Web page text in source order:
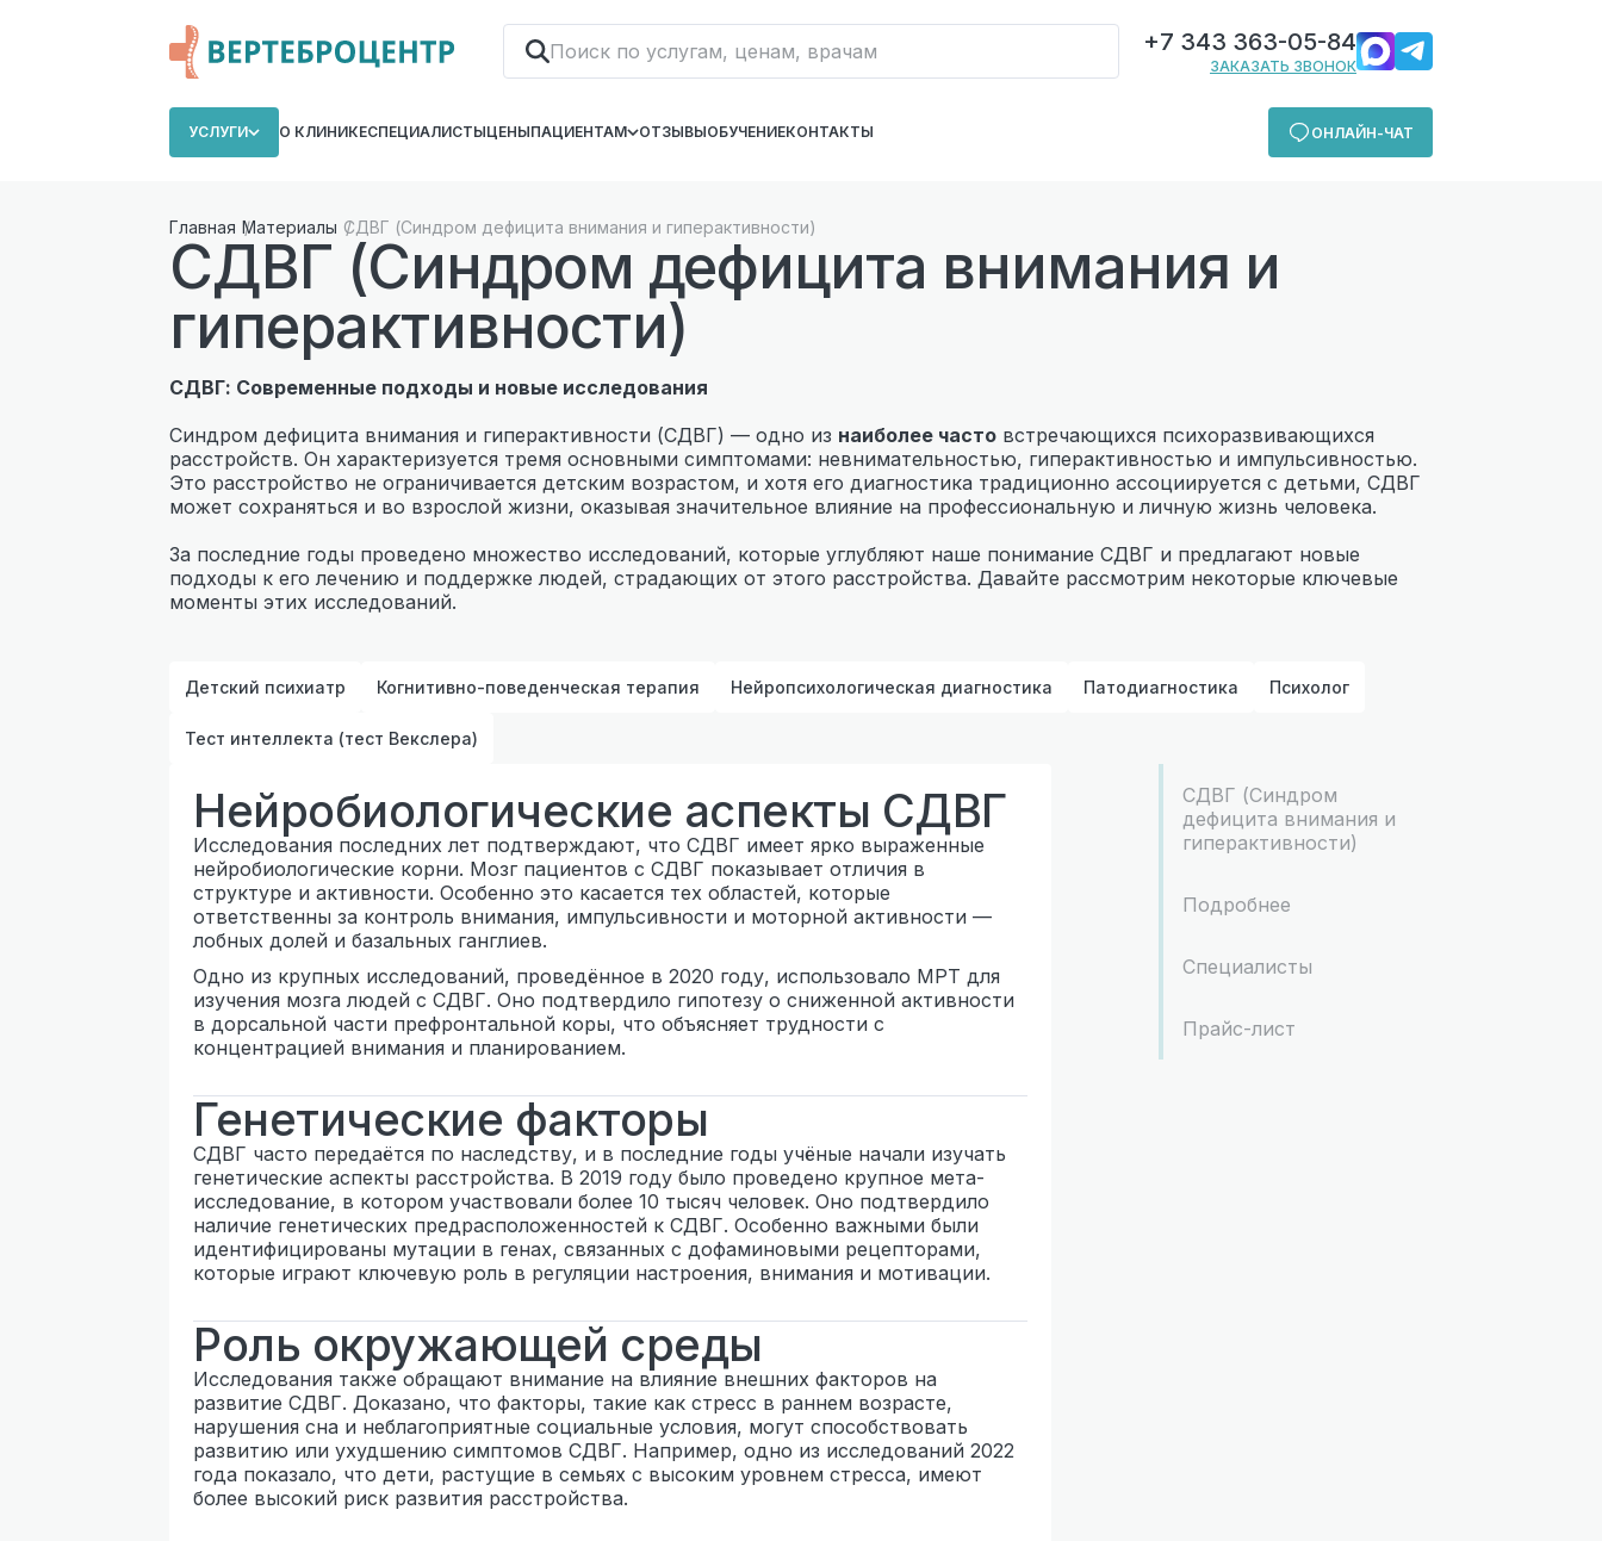
+7 343 363-05-84
ЗАКАЗАТЬ ЗВОНОК
УСЛУГИ О КЛИНИКЕСПЕЦИАЛИСТЫЦЕНЫПАЦИЕНТАМ ОТЗЫВЫОБУЧЕНИЕКОНТАКТЫ ОНЛАЙН-ЧАТ
Главная Материалы СДВГ (Синдром дефицита внимания и гиперактивности)
СДВГ (Синдром дефицита внимания и
гиперактивности)
СДВГ: Современные подходы и новые исследования
Синдром дефицита внимания и гиперактивности (СДВГ) — одно из наиболее часто встречающихся психоразвивающихся
расстройств. Он характеризуется тремя основными симптомами: невнимательностью, гиперактивностью и импульсивностью.
Это расстройство не ограничивается детским возрастом, и хотя его диагностика традиционно ассоциируется с детьми, СДВГ
может сохраняться и во взрослой жизни, оказывая значительное влияние на профессиональную и личную жизнь человека.
За последние годы проведено множество исследований, которые углубляют наше понимание СДВГ и предлагают новые
подходы к его лечению и поддержке людей, страдающих от этого расстройства. Давайте рассмотрим некоторые ключевые
моменты этих исследований.
Детский психиатр Когнитивно-поведенческая терапия Нейропсихологическая диагностика Патодиагностика Психолог
Тест интеллекта (тест Векслера)
Нейробиологические аспекты СДВГ
Исследования последних лет подтверждают, что СДВГ имеет ярко выраженные
нейробиологические корни. Мозг пациентов с СДВГ показывает отличия в
структуре и активности. Особенно это касается тех областей, которые
ответственны за контроль внимания, импульсивности и моторной активности —
лобных долей и базальных ганглиев.
Одно из крупных исследований, проведённое в 2020 году, использовало МРТ для
изучения мозга людей с СДВГ. Оно подтвердило гипотезу о сниженной активности
в дорсальной части префронтальной коры, что объясняет трудности с
концентрацией внимания и планированием.
Генетические факторы
СДВГ часто передаётся по наследству, и в последние годы учёные начали изучать
генетические аспекты расстройства. В 2019 году было проведено крупное мета-
исследование, в котором участвовали более 10 тысяч человек. Оно подтвердило
наличие генетических предрасположенностей к СДВГ. Особенно важными были
идентифицированы мутации в генах, связанных с дофаминовыми рецепторами,
которые играют ключевую роль в регуляции настроения, внимания и мотивации.
Роль окружающей среды
Исследования также обращают внимание на влияние внешних факторов на
развитие СДВГ. Доказано, что факторы, такие как стресс в раннем возрасте,
нарушения сна и неблагоприятные социальные условия, могут способствовать
развитию или ухудшению симптомов СДВГ. Например, одно из исследований 2022
года показало, что дети, растущие в семьях с высоким уровнем стресса, имеют
более высокий риск развития расстройства.
СДВГ (Синдром
дефицита внимания и
гиперактивности)
Подробнее
Специалисты
Прайс-лист